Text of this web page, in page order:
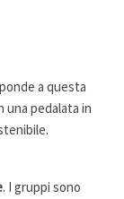
a questa
una pedalata in
. I gruppi sono